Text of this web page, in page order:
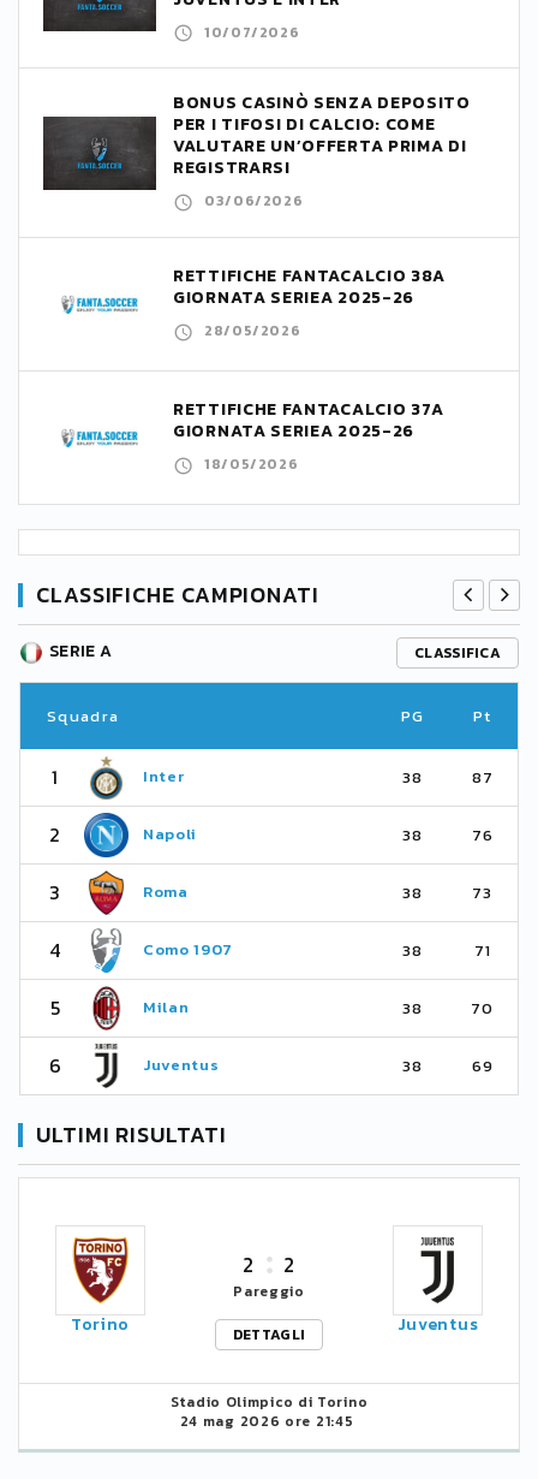
10/07/2026
BONUS CASINÒ SENZA DEPOSITO
PER I TIFOSI DI CALCIO: COME
VALUTARE UN’OFFERTA PRIMA DI
REGISTRARSI
03/06/2026
RETTIFICHE FANTACALCIO 38A
GIORNATA SERIEA 2025-26
28/05/2026
RETTIFICHE FANTACALCIO 37A
GIORNATA SERIEA 2025-26
18/05/2026
CLASSIFICHE CAMPIONATI
SERIE A CLASSIFICA
Squadra PG Pt
1 Inter 38 87
2 Napoli 38 76
3 Roma 38 73
4 Como 1907 38 71
5 Milan 38 70
6 Juventus 38 69
ULTIMI RISULTATI
Torino
2 2
Pareggio
DETTAGLI
Juventus
Stadio Olimpico di Torino
24 mag 2026 ore 21:45